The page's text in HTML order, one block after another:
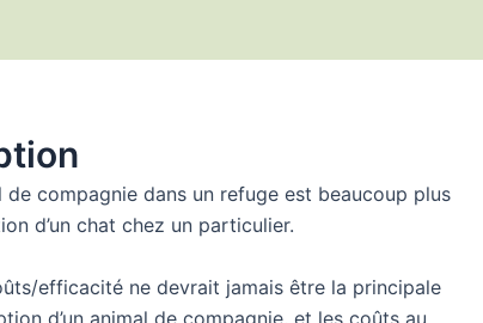
de compagnie dans un refuge est beaucoup plus
d’un chat chez un particulier.
efficacité ne devrait jamais être la principale
d’un animal de compagnie, et les coûts au